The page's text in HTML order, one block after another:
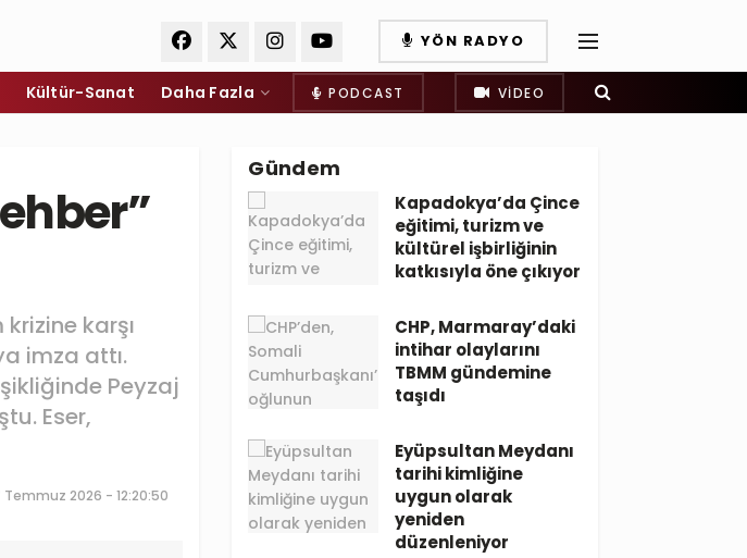
YÖN RADYO
Kültür-Sanat Daha Fazla PODCAST VIDEO
karşı
imza attı.
Peyzaj
Eser,
2026 - 12:20:50
Gündem
Kapadokya’da Çince
eğitimi, turizm ve
kültürel işbirliğinin
katkısıyla öne çıkıyor
CHP, Marmaray’daki
intihar olaylarını
TBMM gündemine
taşıdı
Eyüpsultan Meydanı
tarihi kimliğine
uygun olarak
yeniden
düzenleniyor